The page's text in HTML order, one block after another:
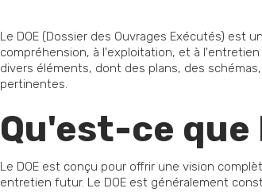
Le DOE (Dossier des Ouvrages Exécutés) est
compréhension, à l'exploitation, et à
divers éléments, dont des plans, des
pertinentes.
Qu'est-ce que
Le DOE est conçu pour offrir une vision
entretien futur. Le DOE est généralement